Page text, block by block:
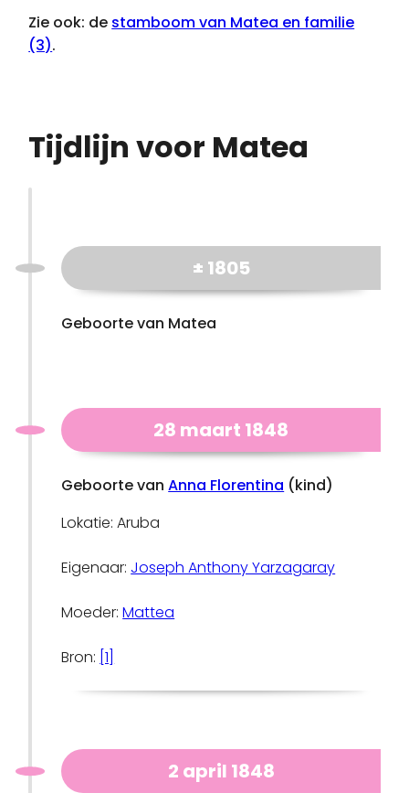
Zie ook: de stamboom van Matea en familie
(3).
Tijdlijn voor Matea
± 1805
Geboorte van Matea
28 maart 1848
Geboorte vanAnna Florentina (kind)
Lokatie: Aruba
Eigenaar: Joseph Anthony Yarzagaray
Moeder:Mattea
Bron: [1]
2 april 1848